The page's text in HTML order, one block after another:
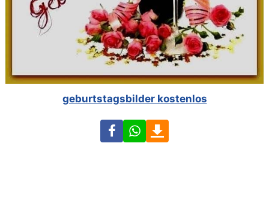
geburtstagsbilder kostenlos
FacebookWhatsApp